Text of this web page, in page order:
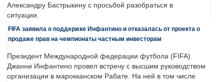
Александру Бастрыкину с просьбой разобраться в
ситуации.
FIFA заявила о поддержке Инфантино и отказалась от проекта о
продаже прав на чемпионаты частным инвесторам
Президент Международной федерации футбола (FIFA)
Джанни Инфантино провел встречу с высшим руководством
организации в марокканском Рабате. На ней в том числе